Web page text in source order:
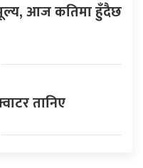
आज कतिमा हुँदैछ
तानिए